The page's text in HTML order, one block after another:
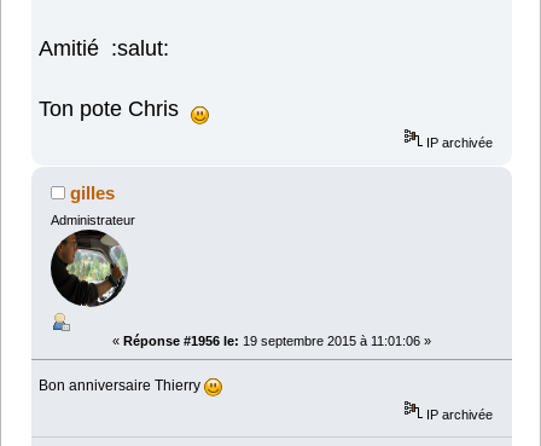
Amitié :salut:
Ton pote Chris
IP archivée
gilles
Administrateur
« Réponse #1956 le: 19 septembre 2015 à 11:01:06 »
Bon anniversaire Thierry
IP archivée